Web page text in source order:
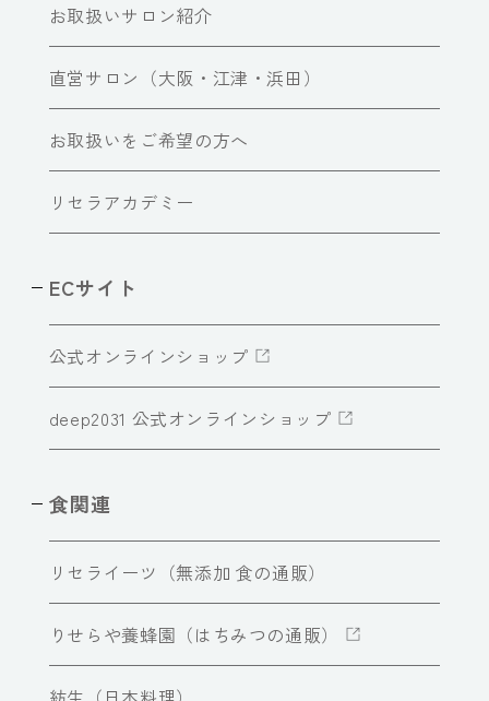
お取扱いサロン紹介
直営サロン（大阪・江津・浜田）
お取扱いをご希望の方へ
リセラアカデミー
ECサイト
公式オンラインショップ
deep2031 公式オンラインショップ
食関連
リセライーツ（無添加 食の通販）
りせらや養蜂園（はちみつの通販）